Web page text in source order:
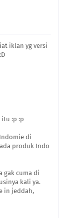
iklan yg versi
:p :p
di
produk Indo
gak cuma di
kali ya.
in jeddah,